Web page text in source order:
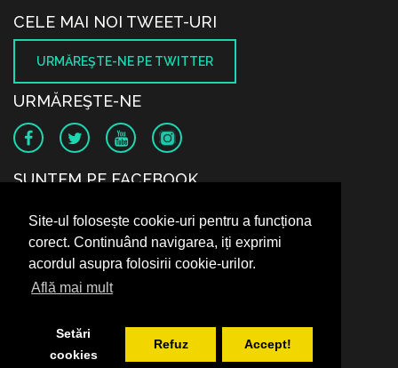
Site-ul folosește cookie-uri pentru a funcționa
corect. Continuând navigarea, iți exprimi
acordul asupra folosirii cookie-urilor.
Află mai mult
Setări
cookies
Refuz Accept!
CELE MAI NOI TWEET-URI
URMĂREŞTE-NE PE TWITTER
URMĂREŞTE-NE
SUNTEM PE FACEBOOK